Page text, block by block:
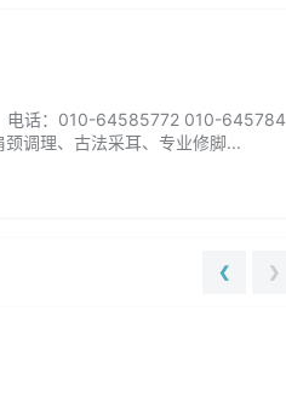
电话：010-64585772 010-645784
调理、古法采耳、专业修脚...
❮ ❯